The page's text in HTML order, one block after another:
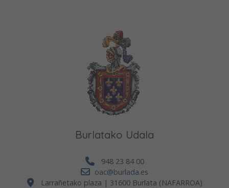
Burlatako Udala
948 23 84 00
oac@burlada.es
Larrañetako plaza | 31600 Burlata (NAFARROA)